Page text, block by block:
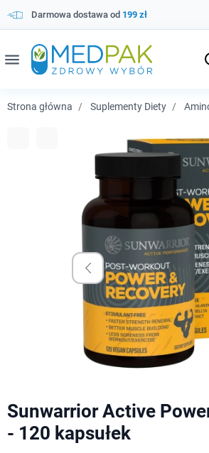
Darmowa dostawa od 199 zł
menu
Strona główna Suplementy Diety
Sunwarrior Active
- 120 kapsułek